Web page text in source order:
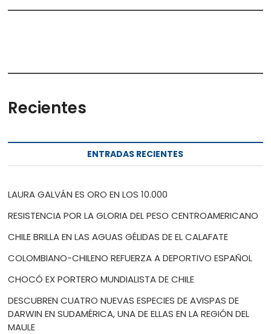
Recientes
ENTRADAS RECIENTES
LAURA GALVÁN ES ORO EN LOS 10.000
RESISTENCIA POR LA GLORIA DEL PESO CENTROAMERICANO
CHILE BRILLA EN LAS AGUAS GÉLIDAS DE EL CALAFATE
COLOMBIANO-CHILENO REFUERZA A DEPORTIVO ESPAÑOL
CHOCÓ EX PORTERO MUNDIALISTA DE CHILE
DESCUBREN CUATRO NUEVAS ESPECIES DE AVISPAS DE
DARWIN EN SUDAMÉRICA, UNA DE ELLAS EN LA REGIÓN DEL
MAULE